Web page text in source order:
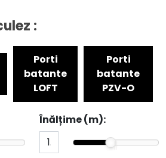
:
Porti
batante
LOFT
Porti
batante
PZV-O
Înălțime (m):